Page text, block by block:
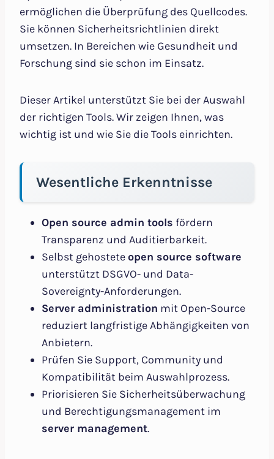
ermöglichen die Überprüfung des Quellcodes.
Sie können Sicherheitsrichtlinien direkt
umsetzen. In Bereichen wie Gesundheit und
Forschung sind sie schon im Einsatz.
Dieser Artikel unterstützt Sie bei der Auswahl
der richtigen Tools. Wir zeigen Ihnen, was
wichtig ist und wie Sie die Tools einrichten.
Wesentliche Erkenntnisse
Open source admin tools fördern
Transparenz und Auditierbarkeit.
Selbst gehosteteopen source software
unterstützt DSGVO- und Data-
Sovereignty-Anforderungen.
Server administration mit Open-Source
reduziert langfristige Abhängigkeiten von
Anbietern.
Prüfen Sie Support, Community und
Kompatibilität beim Auswahlprozess.
Priorisieren Sie Sicherheitsüberwachung
und Berechtigungsmanagement im
server management.